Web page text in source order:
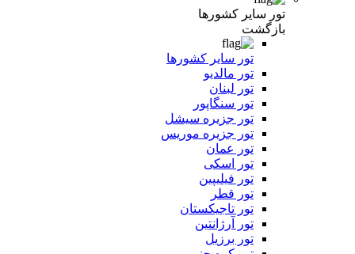
تور سایر کشورها
بازگشت
تور سایر کشورها
تور مالدیو
تور لبنان
تور سنگاپور
تور جزیره سیشل
تور جزیره موریس
تور عمان
تور اسکی
تور فیلیپین
تور قطر
تور تاجیکستان
تور آرژانتین
تور برزیل